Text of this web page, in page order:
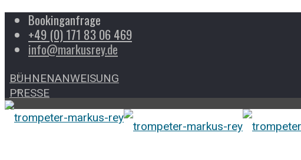
Bookinganfrage
+49 (0) 171 83 06 469
info@markusrey.de
BÜHNENANWEISUNG
PRESSE